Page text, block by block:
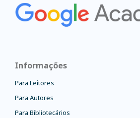
Informações
Para Leitores
Para Autores
Para Bibliotecários